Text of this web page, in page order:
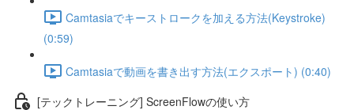
Camtasiaでキーストロークを加える方法(Keystroke)
(0:59)
Camtasiaで動画を書き出す方法(エクスポート) (0:40)
[テックトレーニング] ScreenFlowの使い方